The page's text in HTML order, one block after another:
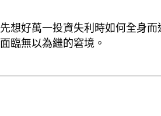
想好萬一投資失利時如何全身
臨無以為繼的窘境。